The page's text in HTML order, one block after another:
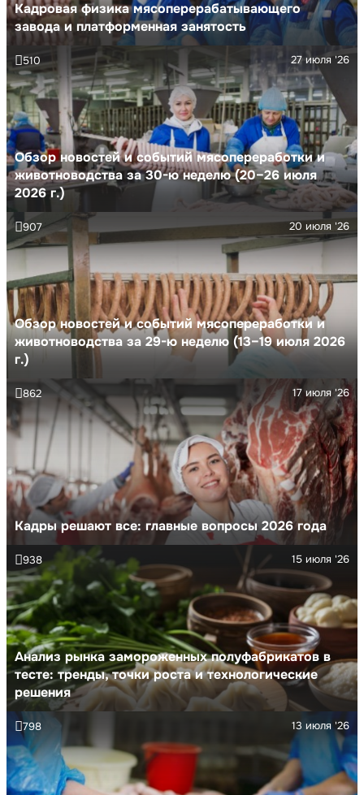
Кадровая физика мясоперерабатывающего
завода и платформенная занятость
Обзор новостей и событий мясопереработки и
животноводства за 30-ю неделю (20–26 июля
2026 г.)
27 июля '26
510
Обзор новостей и событий мясопереработки и
животноводства за 29-ю неделю (13–19 июля 2026
г.)
20 июля '26
907
Кадры решают все: главные вопросы 2026 года
17 июля '26
862
Анализ рынка замороженных полуфабрикатов в
тесте: тренды, точки роста и технологические
решения
15 июля '26
938
13 июля '26
798